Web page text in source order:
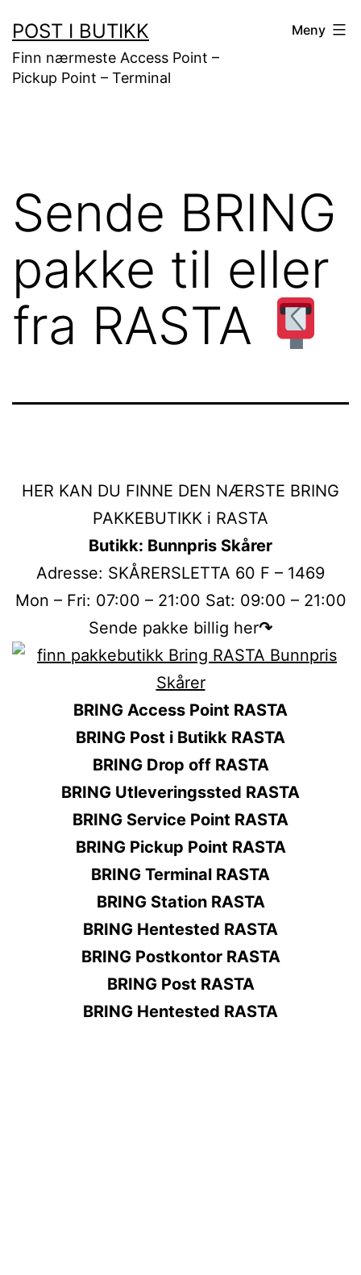
til
innhold
POST I BUTIKK
Finn nærmeste Access Point –
Pickup Point – Terminal
Meny
Sende BRING
pakke til eller
fra RASTA
HER KAN DU FINNE DEN NÆRSTE BRING
PAKKEBUTIKK i RASTA
Butikk: Bunnpris Skårer
Adresse: SKÅRERSLETTA 60 F – 1469
Mon – Fri: 07:00 – 21:00 Sat: 09:00 – 21:00
Sende pakke billig her↷
BRING Access Point RASTA
BRING Post i Butikk RASTA
BRING Drop off RASTA
BRING Utleveringssted RASTA
BRING Service Point RASTA
BRING Pickup Point RASTA
BRING Terminal RASTA
BRING Station RASTA
BRING Hentested RASTA
BRING Postkontor RASTA
BRING Post RASTA
BRING Hentested RASTA